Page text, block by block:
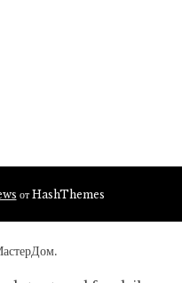
от HashThemes